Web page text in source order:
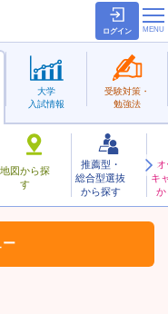
ログイン
地図から探
す
推薦型・
総合型選抜
から探す
キ
か
大学
入試情報
受験対策・
勉強法
お気に入り
ー